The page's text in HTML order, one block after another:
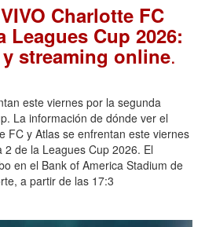
Charlotte FC
Cup 2026:
streaming online.
este viernes por la segunda
La información de dónde ver el
FC y Atlas se enfrentan este viernes
de la Leagues Cup 2026. El
en el Bank of America Stadium de
a partir de las 17:3